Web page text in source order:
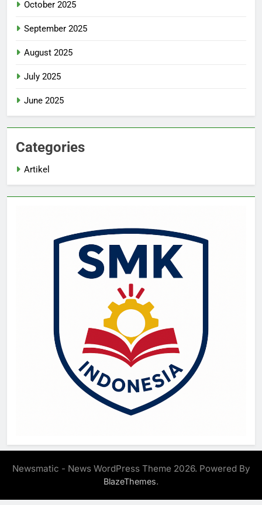
October 2025
September 2025
August 2025
July 2025
June 2025
Categories
Artikel
Newsmatic - News WordPress Theme 2026. Powered By
BlazeThemes.